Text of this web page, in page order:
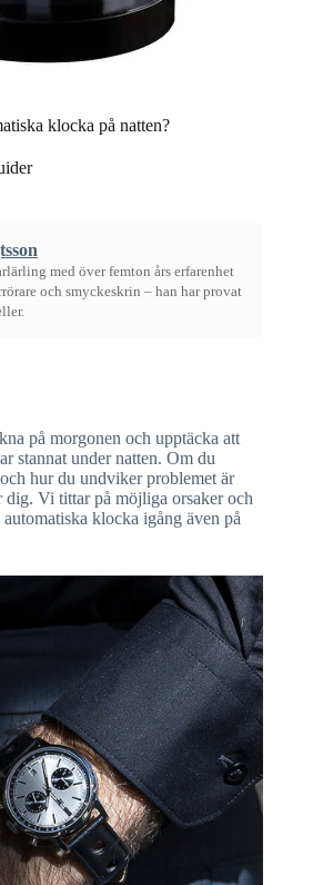
klocka på natten?
med över femton års erfarenhet
och smyckeskrin – han har provat
på morgonen och upptäcka att
stannat under natten. Om du
hur du undviker problemet är
dig. Vi tittar på möjliga orsaker och
klocka igång även på